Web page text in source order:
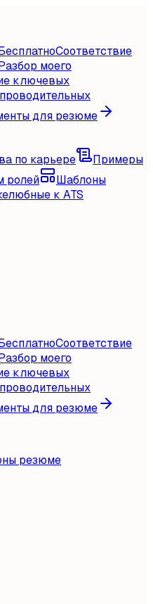
Соответствие
моего
ключевых
для резюме
по карьере
Примеры
ролей
Шаблоны
к ATS
Соответствие
моего
ключевых
для резюме
резюме